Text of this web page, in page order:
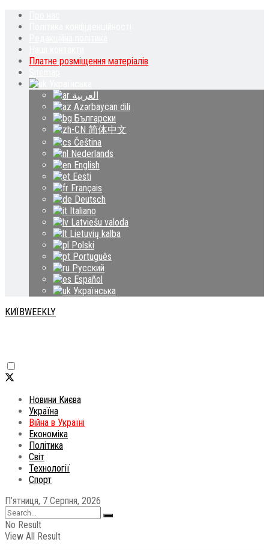
Платне розміщення матеріалів
العربية
Azərbaycan dili
Български
简体中文
Čeština‎
Nederlands
English
Eesti
Français
Deutsch
Italiano
Latviešu valoda
Lietuvių kalba
Polski
Português
Русский
Español
Українська
КИЇВWEEKLY
Новини Києва
Україна
Війна в Україні
Економіка
Політика
Світ
Технології
Спорт
П’ятниця, 7 Серпня, 2026
No Result
View All Result